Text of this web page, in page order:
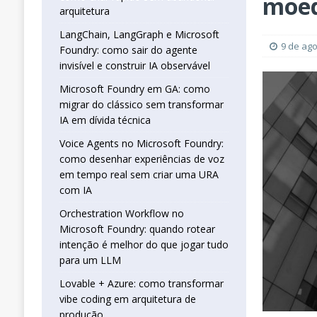
que jogar tudo para um LLM
[ 25 de abril de 2026 ]
Vibe Coding
9 de
arquitetura
LangChain, LangGraph e Microsoft
Foundry: como sair do agente
invisível e construir IA observável
Microsoft Foundry em GA: como
migrar do clássico sem transformar
IA em dívida técnica
Voice Agents no Microsoft Foundry:
como desenhar experiências de voz
em tempo real sem criar uma URA
com IA
Orchestration Workflow no
Microsoft Foundry: quando rotear
intenção é melhor do que jogar tudo
para um LLM
Lovable + Azure: como transformar
vibe coding em arquitetura de